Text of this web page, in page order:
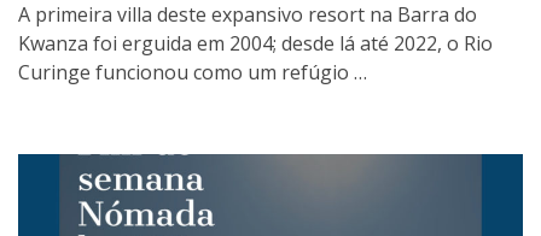
A primeira villa deste expansivo resort na Barra do
Kwanza foi erguida em 2004; desde lá até 2022, o Rio
Curinge funcionou como um refúgio …